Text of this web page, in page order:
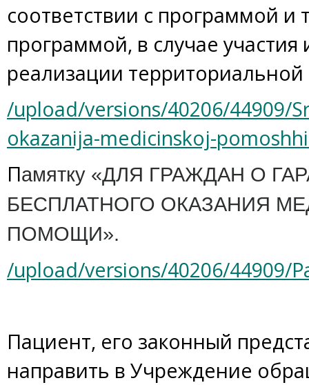
соответствии с программой и
программой, в случае участия
реализации
/upload/versions/40206/44909/
okazanija-medicinskoj-
Памятку «ДЛЯ ГРАЖДАН О
БЕСПЛАТНОГО ОКАЗАНИЯ
ПОМОЩИ».
/upload/versions/40206/44909/
Пациент, его законный
направить в Учреждение